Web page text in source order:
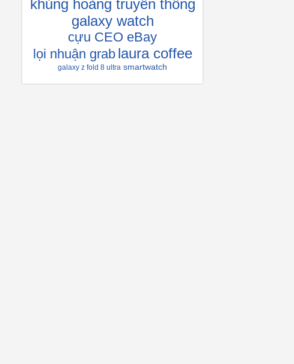
khủng hoàng truyền thông
galaxy watch
cựu CEO eBay
lọi nhuận grab laura coffee
galaxy z fold 8 ultra smartwatch